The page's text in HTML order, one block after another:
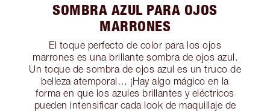
SOMBRA AZUL PARA OJOS
MARRONES
El toque perfecto de color para los ojos
marrones es una brillante sombra de ojos azul.
Un toque de sombra de ojos azul es un truco de
belleza atemporal… ¡Hay algo mágico en la
forma en que los azules brillantes y eléctricos
pueden intensificar cada look de maquillaje de